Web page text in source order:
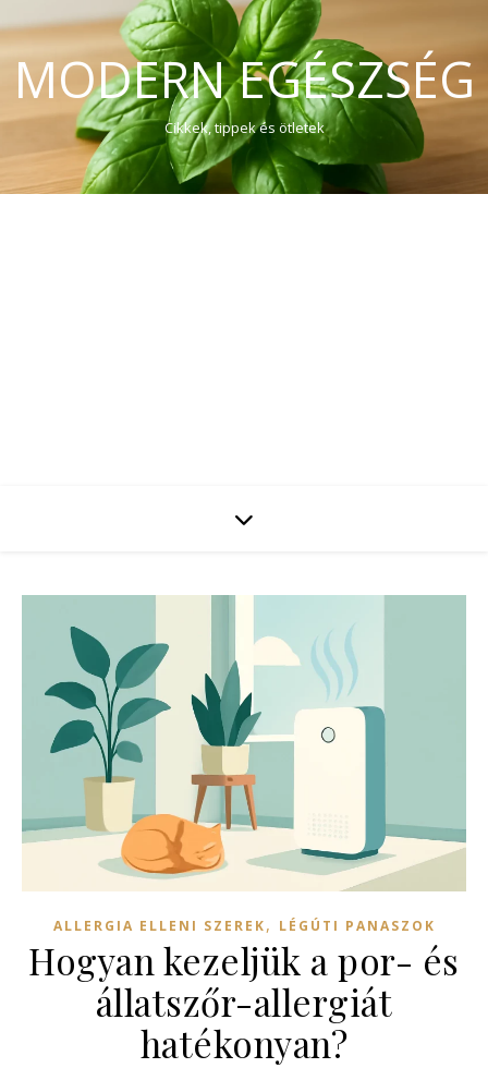
MODERN EGÉSZSÉG
Cikkek, tippek és ötletek
ALLERGIA ELLENI SZEREK, LÉGÚTI PANASZOK
Hogyan kezeljük a por- és
állatszőr-allergiát
hatékonyan?